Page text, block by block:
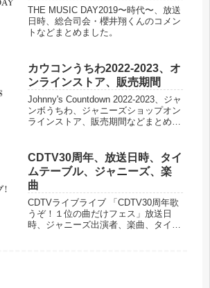
THE MUSIC DAY2019〜時代〜、放送
日時、総合司会・櫻井翔くんのコメン
トなどまとめました。
カウコンうちわ2022-2023、オ
ンラインストア、販売期間
Johnny's Countdown 2022-2023、ジャ
ンボうちわ、ジャニーズショップオン
ラインストア、販売期間などまとめま
CDTV30周年、放送日時、タイ
ムテーブル、ジャニーズ、楽
曲
CDTVライブライブ 「CDTV30周年歌
うぞ！１位の曲だけフェス」放送日
時、ジャニーズ出演者、楽曲、タイム